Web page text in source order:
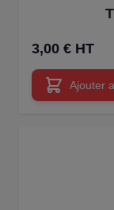
3,00 € HT
Ajouter